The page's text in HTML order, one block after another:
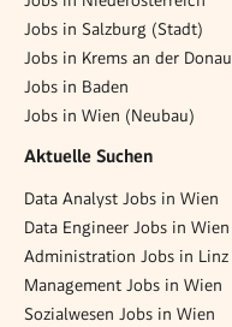
Jobs in Salzburg (Stadt)
Jobs in Krems an der Donau
Jobs in Baden
Jobs in Wien (Neubau)
Aktuelle Suchen
Data Analyst Jobs in Wien
Data Engineer Jobs in Wien
Administration Jobs in Linz
Management Jobs in Wien
Sozialwesen Jobs in Wien